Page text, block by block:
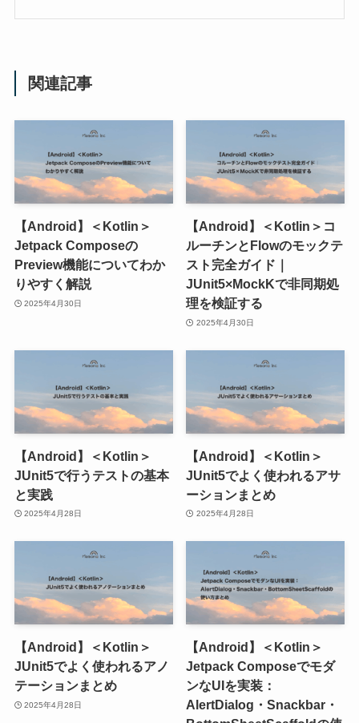
関連記事
【Android】＜Kotlin＞
Jetpack Composeの
Preview機能についてわか
りやすく解説
2025年4月30日
【Android】＜Kotlin＞コ
ルーチンとFlowのモックテ
スト完全ガイド｜
JUnit5×MockKで非同期処
理を検証する
2025年4月30日
【Android】＜Kotlin＞
JUnit5で行うテストの基本
と実践
2025年4月28日
【Android】＜Kotlin＞
JUnit5でよく使われるアサ
ーションまとめ
2025年4月28日
【Android】＜Kotlin＞
JUnit5でよく使われるアノ
テーションまとめ
2025年4月28日
【Android】＜Kotlin＞
Jetpack Composeでモダ
ンなUIを実装：
AlertDialog・Snackbar・